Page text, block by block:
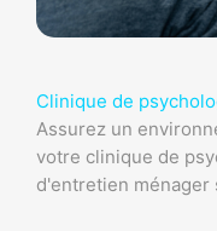
Clinique de
Assurez un
votre clinique de
d'entretien ménager